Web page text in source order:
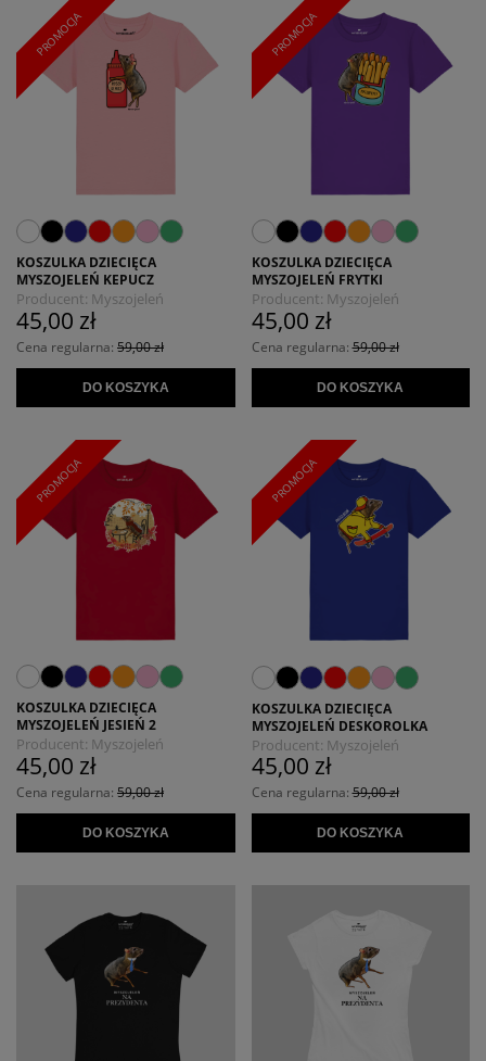
KOSZULKA DZIECIĘCA
MYSZOJELEŃ KEPUCZ
Producent: Myszojeleń
45,00 zł
Cena regularna: 59,00 zł
DO KOSZYKA
PROMOCJA
KOSZULKA DZIECIĘCA
MYSZOJELEŃ FRYTKI
Producent: Myszojeleń
45,00 zł
Cena regularna:59,00 zł
DO KOSZYKA
PROMOCJA
KOSZULKA DZIECIĘCA
MYSZOJELEŃ JESIEŃ 2
Producent: Myszojeleń
45,00 zł
Cena regularna: 59,00 zł
DO KOSZYKA
PROMOCJA
KOSZULKA DZIECIĘCA
MYSZOJELEŃ DESKOROLKA
Producent: Myszojeleń
45,00 zł
Cena regularna:59,00 zł
DO KOSZYKA
PROMOCJA